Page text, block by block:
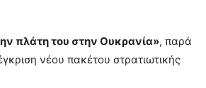
πλάτη του στην Ουκρανία», παρά
νέου πακέτου στρατιωτικής